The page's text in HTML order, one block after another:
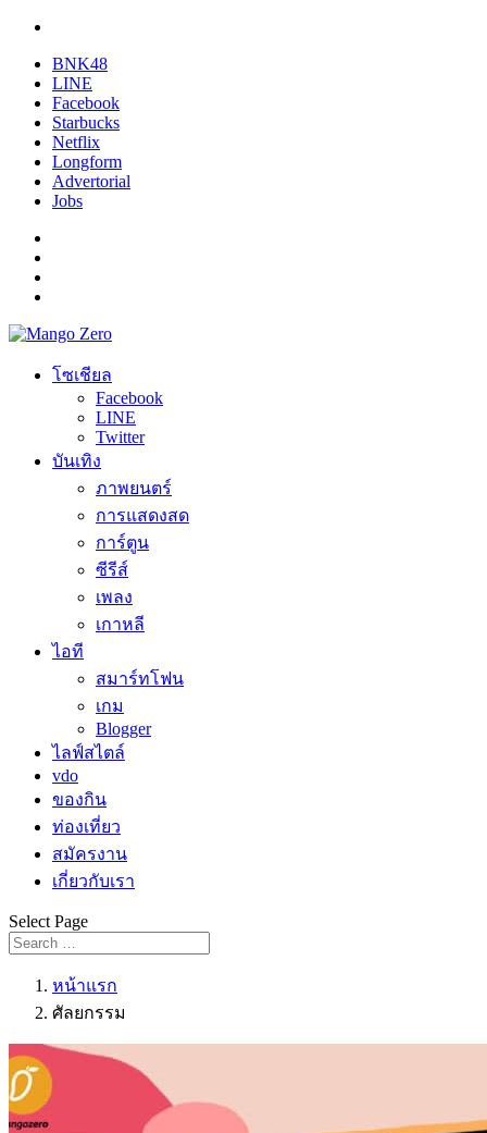
BNK48
LINE
Facebook
Starbucks
Netflix
Longform
Advertorial
Jobs
โซเชียล
Facebook
LINE
Twitter
บันเทิง
ภาพยนตร์
การแสดงสด
การ์ตูน
ซีรีส์
เพลง
เกาหลี
ไอที
สมาร์ทโฟน
เกม
Blogger
ไลฟ์สไตล์
vdo
ของกิน
ท่องเที่ยว
สมัครงาน
เกี่ยวกับเรา
Select Page
หน้าแรก
ศัลยกรรม